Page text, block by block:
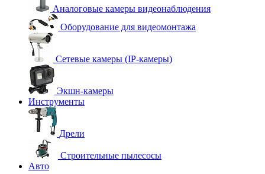
Аналоговые камеры видеонаблюдения
Оборудование для видеомонтажа
Сетевые камеры (IP-камеры)
Экшн-камеры
Инструменты
Дрели
Строительные пылесосы
Авто